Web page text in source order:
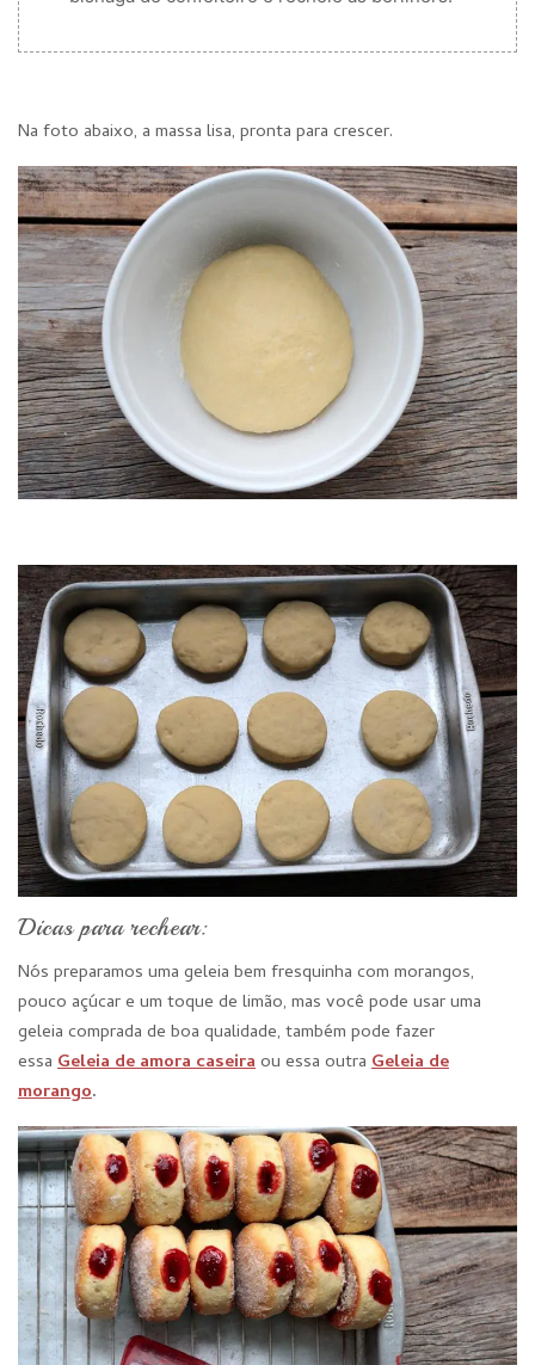
Na foto abaixo, a massa lisa, pronta para crescer.
Dicas para rechear:
Nós preparamos uma geleia bem fresquinha com morangos,
pouco açúcar e um toque de limão, mas você pode usar uma
geleia comprada de boa qualidade, também pode fazer
essa Geleia de amora caseiraou essa outra Geleia de
morango.